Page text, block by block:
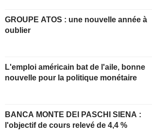
GROUPE ATOS : une nouvelle année à
oublier
L'emploi américain bat de l'aile, bonne
nouvelle pour la politique monétaire
BANCA MONTE DEI PASCHI SIENA :
l'objectif de cours relevé de 4,4 %